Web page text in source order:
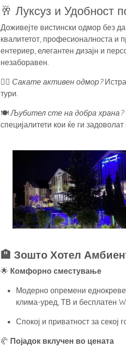
🥂 Луксуз и Удобност
Доживејте вистински одмор без
квалитетот, професионалноста и
ентериер, елегантен дизајн и
незаборавен.
🚴‍♀️ Сакате активен одмор?
тури.
🍽️Љубител сте на добра храна?
специјалитети кои ќе ги
🏨 Зошто Хотел
🌟 Комфорно сместување
Модерно опремени
клима-уред, ТВ и бесплатен
Спокој и приватност за секој
🥐 Појадок вклучен во цената